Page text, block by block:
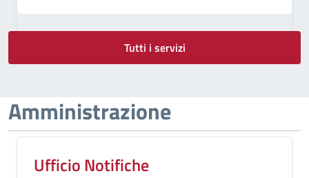
Tutti i servizi
Amministrazione
Ufficio Notifiche